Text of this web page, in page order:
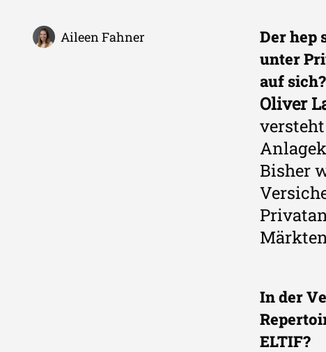
Aileen Fahner
Der hep
unter
auf sich?
Oliver
Bisher
In der
ELTIF?